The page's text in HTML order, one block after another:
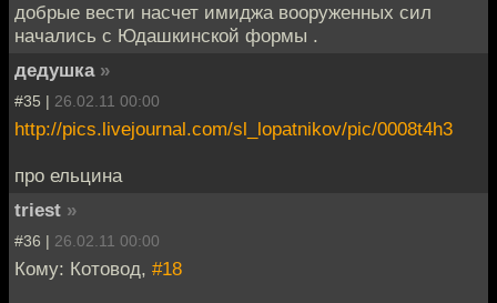
добрые вести насчет имиджа вооруженных сил
начались с Юдашкинской формы .
дедушка »
#35 | 26.02.11 00:00
http://pics.livejournal.com/sl_lopatnikov/pic/0008t4h3
про ельцина
triest »
#36 | 26.02.11 00:00
Кому: Котовод, #18